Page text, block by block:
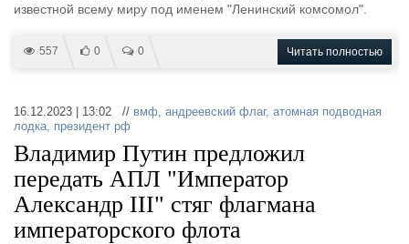
известной всему миру под именем "Ленинский комсомол".
557 0 0 Читать полностью
16.12.2023 | 13:02 // вмф, андреевский флаг, атомная подводная
лодка, президент рф
Владимир Путин предложил
передать АПЛ "Император
Александр III" стяг флагмана
императорского флота